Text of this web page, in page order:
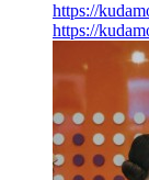
https://
https://